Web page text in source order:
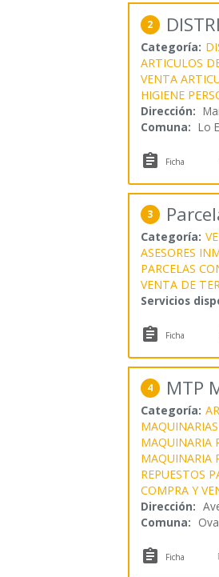
2
Categoría:
ARTICULOS
VENTA
HIGIENE
Dirección:
Comuna: Lo
 Ficha
3
Categoría:
ASESORES
PARCELAS
VENTA DE
Servicios
 Ficha
4 MTP
Categoría:
MAQUINARIA
MAQUINARIA
REPUESTOS
COMPRA Y
Dirección:
Comuna:
 Ficha